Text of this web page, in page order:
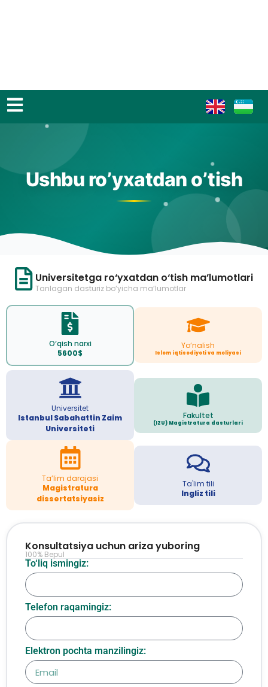
Ushbu ro’yxatdan o’tish
Universitetga ro‘yxatdan o‘tish ma’lumotlari
Tanlagan dasturiz bo‘yicha ma’lumotlar
O‘qish narxi
5600$
Yo‘nalish
Islom iqtisodiyoti va moliyasi
Universitet
Istanbul Sabahattin Zaim
Universiteti
Fakultet
(IZU) Magistratura dasturlari
Ta’lim darajasi
Magistratura
dissertatsiyasiz
Ta'lim tili
Ingliz tili
To‘liq ismingiz:
Telefon raqamingiz:
Elektron pochta manzilingiz:
Konsultatsiya uchun ariza yuboring
100% Bepul